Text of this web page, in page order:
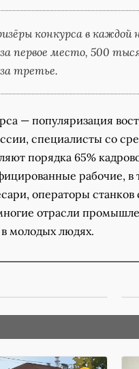
конкурса в
первое место, 500
третье.
— популяризация
специалисты со
порядка 65%
рабочие,
операторы
отрасли
молодых людях.